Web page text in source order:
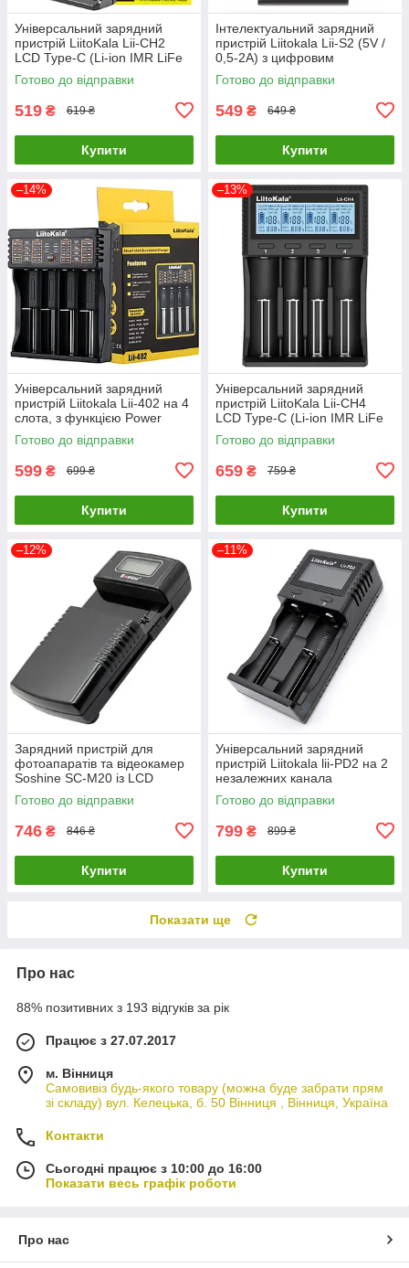
Універсальний зарядний
пристрій LiitoKala Lii-CH2
LCD Type-C (Li-ion IMR LiFe
NiMH) на 2 акумулятори
Готово до відправки
519 ₴ 619 ₴
Купити
Інтелектуальний зарядний
пристрій Liitokala Lii-S2 (5V /
0,5-2А) з цифровим
дисплеєм
Готово до відправки
549 ₴ 649 ₴
Купити
–14%
Універсальний зарядний
пристрій Liitokala Lii-402 на 4
слота, з функцією Power
Bank
Готово до відправки
599 ₴ 699 ₴
Купити
–13%
Універсальний зарядний
пристрій LiitoKala Lii-CH4
LCD Type-C (Li-ion IMR LiFe
NiMH) на 4 акумулятори
Готово до відправки
659 ₴ 759 ₴
Купити
–12%
Зарядний пристрій для
фотоапаратів та відеокамер
Soshine SC-M20 із LCD
дисплеєм
Готово до відправки
746 ₴ 846 ₴
Купити
–11%
Універсальний зарядний
пристрій Liitokala lii-PD2 на 2
незалежних канала
Готово до відправки
799 ₴ 899 ₴
Купити
Показати ще
Про нас
88% позитивних з 193 відгуків за рік
Працює з 27.07.2017
м. Вінниця
Самовивіз будь-якого товару (можна буде забрати прям
зі складу) вул. Келецька, б. 50 Вінниця , Вінниця, Україна
Контакти
Сьогодні працює з 10:00 до 16:00
Показати весь графік роботи
Про нас